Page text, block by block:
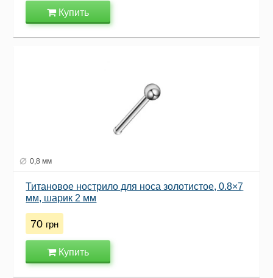
Купить
0,8 мм
Титановое нострило для носа золотистое, 0.8×7
мм, шарик 2 мм
70 грн
Купить